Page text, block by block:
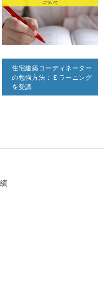
について
住宅建築コーディネーター
の勉強方法：Ｅラーニング
を受講